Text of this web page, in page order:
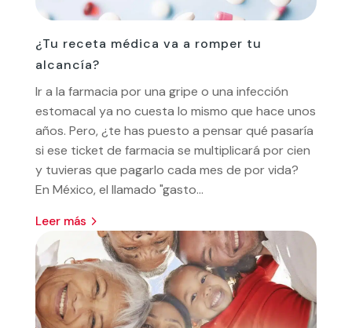
¿Tu receta médica va a romper tu
alcancía?
Ir a la farmacia por una gripe o una infección
estomacal ya no cuesta lo mismo que hace unos
años. Pero, ¿te has puesto a pensar qué pasaría
si ese ticket de farmacia se multiplicará por cien
y tuvieras que pagarlo cada mes de por vida?
En México, el llamado "gasto...
leer más